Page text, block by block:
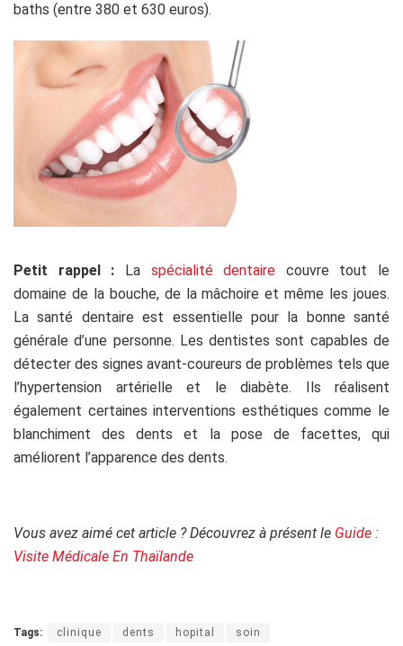
baths (entre 380 et 630 euros).
Petit rappel : La spécialité dentaire couvre tout le
domaine de la bouche, de la mâchoire et même les joues.
La santé dentaire est essentielle pour la bonne santé
générale d’une personne. Les dentistes sont capables de
détecter des signes avant-coureurs de problèmes tels que
l’hypertension artérielle et le diabète. Ils réalisent
également certaines interventions esthétiques comme le
blanchiment des dents et la pose de facettes, qui
améliorent l’apparence des dents.
Vous avez aimé cet article ? Découvrez à présent le Guide :
Visite Médicale En Thaïlande
Tags: clinique dents hopital soin